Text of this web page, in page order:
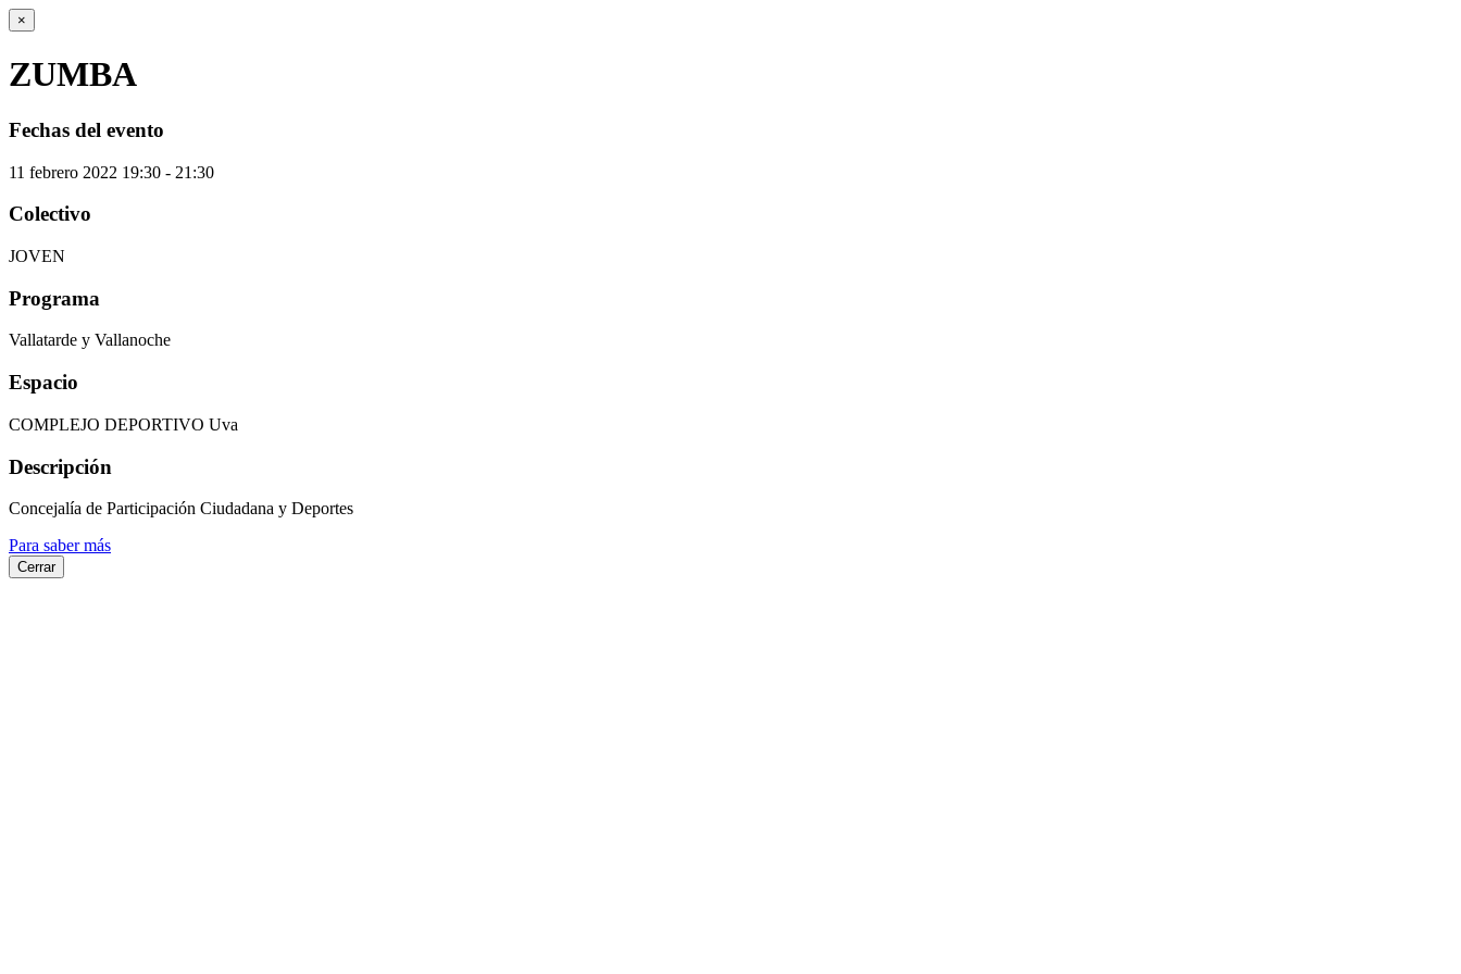
×
ZUMBA
Fechas del evento
11 febrero 2022 19:30 - 21:30
Colectivo
JOVEN
Programa
Vallatarde y Vallanoche
Espacio
COMPLEJO DEPORTIVO Uva
Descripción
Concejalía de Participación Ciudadana y Deportes
Para saber más
Cerrar